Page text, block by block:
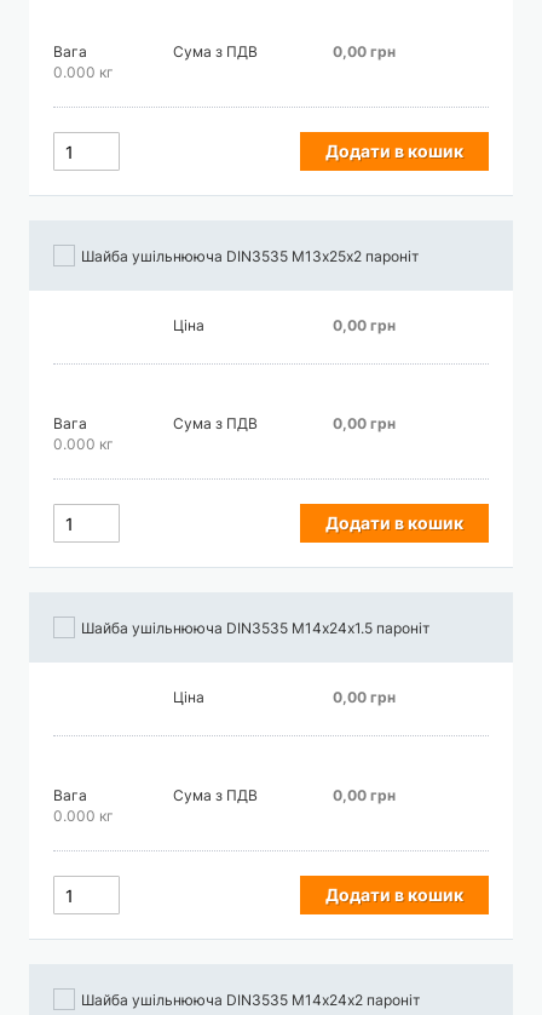
Вага
0.000 кг
Сума з ПДВ 0,00 грн
Додати в кошик
Шайба ушільнююча DIN3535 М13х25х2 пароніт
Ціна 0,00 грн
Вага
0.000 кг
Сума з ПДВ 0,00 грн
Додати в кошик
Шайба ушільнююча DIN3535 М14х24х1.5 пароніт
Ціна 0,00 грн
Вага
0.000 кг
Сума з ПДВ 0,00 грн
Додати в кошик
Шайба ушільнююча DIN3535 М14х24х2 пароніт